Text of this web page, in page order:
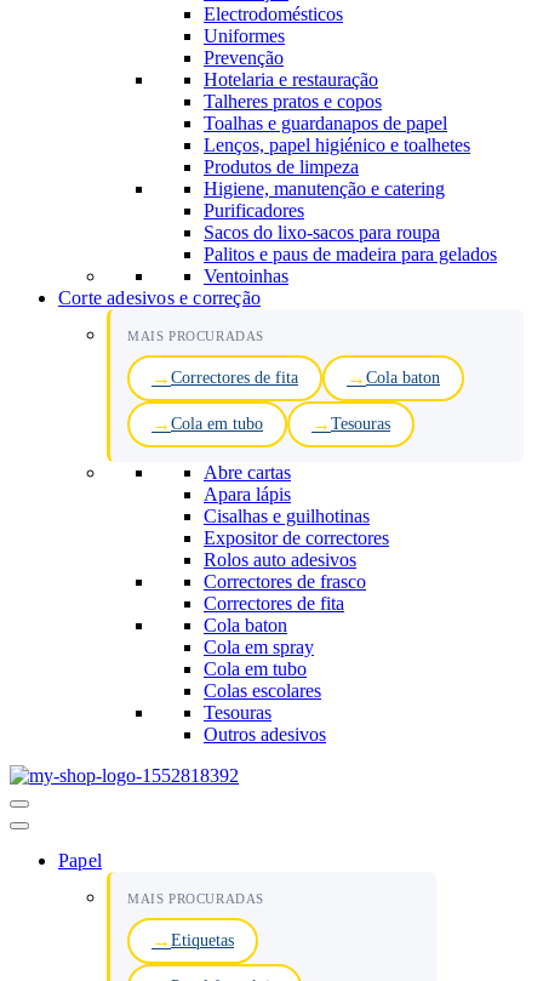
Electrodomésticos
Uniformes
Prevenção
Hotelaria e restauração
Talheres pratos e copos
Toalhas e guardanapos de papel
Lenços, papel higiénico e toalhetes
Produtos de limpeza
Higiene, manutenção e catering
Purificadores
Sacos do lixo-sacos para roupa
Palitos e paus de madeira para gelados
Ventoinhas
Corte adesivos e correção
MAIS PROCURADAS
Correctores de fita Cola baton
Cola em tubo Tesouras
Abre cartas
Apara lápis
Cisalhas e guilhotinas
Expositor de correctores
Rolos auto adesivos
Correctores de frasco
Correctores de fita
Cola baton
Cola em spray
Cola em tubo
Colas escolares
Tesouras
Outros adesivos
Menu
de
Papel
MAIS PROCURADAS
Etiquetas